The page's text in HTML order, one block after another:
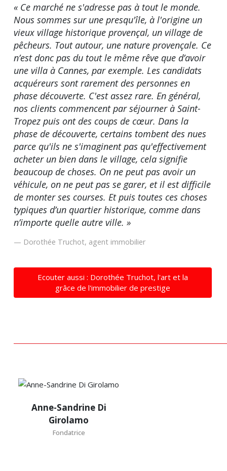
« Ce marché ne s'adresse pas à tout le monde.
Nous sommes sur une presqu'île, à l'origine un
vieux village historique provençal, un village de
pêcheurs. Tout autour, une nature provençale. Ce
n’est donc pas du tout le même rêve que d’avoir
une villa à Cannes, par exemple. Les candidats
acquéreurs sont rarement des personnes en
phase découverte. C'est assez rare. En général,
nos clients commencent par séjourner à Saint-
Tropez puis ont des coups de cœur. Dans la
phase de découverte, certains tombent des nues
parce qu'ils ne s'imaginent pas qu'effectivement
acheter un bien dans le village, cela signifie
beaucoup de choses. On ne peut pas avoir un
véhicule, on ne peut pas se garer, et il est difficile
de monter ses courses. Et puis toutes ces choses
typiques d’un quartier historique, comme dans
n’importe quelle autre ville. »
Dorothée Truchot, agent immobilier
Ecouter aussi : Dorothée Truchot, l'art et la
grâce de l'immobilier de prestige
Anne-Sandrine Di
Girolamo
Fondatrice
Sandrine
Di